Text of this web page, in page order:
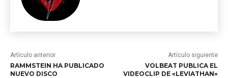
Artículo anterior
RAMMSTEIN HA PUBLICADO
NUEVO DISCO
Artículo siguiente
VOLBEAT PUBLICA EL
VIDEOCLIP DE «LEVIATHAN»